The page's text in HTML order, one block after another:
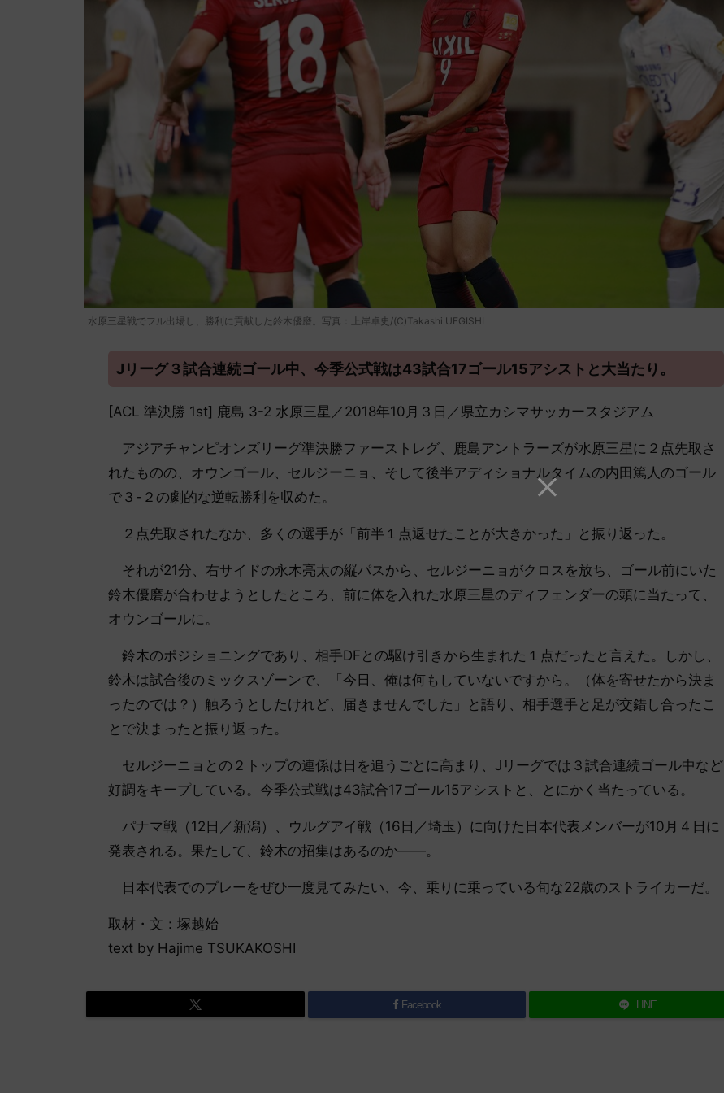
水原三星戦でフル出場し、勝利に貢献した鈴木優磨。写真：上岸卓史/(C)Takashi UEGISHI
Jリーグ３試合連続ゴール中、今季公式戦は43試合17ゴール15アシストと大当たり。
[ACL 準決勝 1st] 鹿島 3-2 水原三星／2018年10月３日／県立カシマサッカースタジアム
アジアチャンピオンズリーグ準決勝ファーストレグ、鹿島アントラーズが水原三星に２点先取さ
れたものの、オウンゴール、セルジーニョ、そして後半アディショナルタイムの内田篤人のゴール
で３-２の劇的な逆転勝利を収めた。
２点先取されたなか、多くの選手が「前半１点返せたことが大きかった」と振り返った。
それが21分、右サイドの永木亮太の縦パスから、セルジーニョがクロスを放ち、ゴール前にいた
鈴木優磨が合わせようとしたところ、前に体を入れた水原三星のディフェンダーの頭に当たって、
オウンゴールに。
鈴木のポジショニングであり、相手DFとの駆け引きから生まれた１点だったと言えた。しかし、
鈴木は試合後のミックスゾーンで、「今日、俺は何もしていないですから。（体を寄せたから決ま
ったのでは？）触ろうとしたけれど、届きませんでした」と語り、相手選手と足が交錯し合ったこ
とで決まったと振り返った。
セルジーニョとの２トップの連係は日を追うごとに高まり、Jリーグでは３試合連続ゴール中など
好調をキープしている。今季公式戦は43試合17ゴール15アシストと、とにかく当たっている。
パナマ戦（12日／新潟）、ウルグアイ戦（16日／埼玉）に向けた日本代表メンバーが10月４日に
発表される。果たして、鈴木の招集はあるのか――。
日本代表でのプレーをぜひ一度見てみたい、今、乗りに乗っている旬な22歳のストライカーだ。
取材・文：塚越始
text by Hajime TSUKAKOSHI
Facebook LINE